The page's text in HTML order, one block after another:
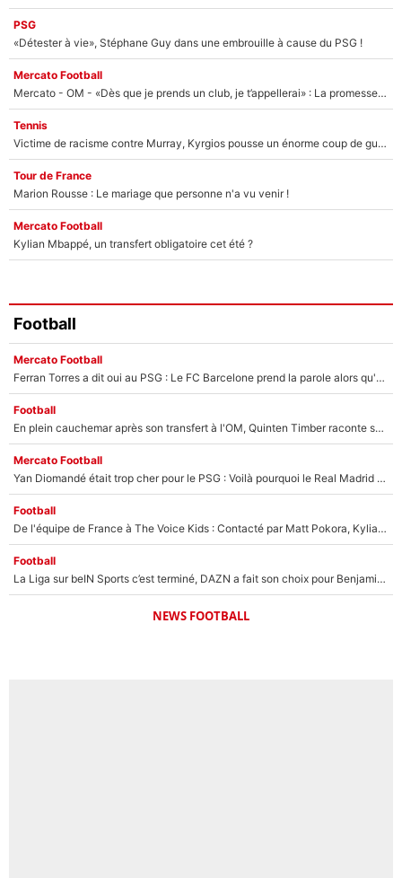
PSG
«Détester à vie», Stéphane Guy dans une embrouille à cause du PSG !
Mercato Football
Mercato - OM - «Dès que je prends un club, je t’appellerai» : La promesse de Marcelino au moment de claquer la porte
Tennis
Victime de racisme contre Murray, Kyrgios pousse un énorme coup de gueule !
Tour de France
Marion Rousse : Le mariage que personne n'a vu venir !
Mercato Football
Kylian Mbappé, un transfert obligatoire cet été ?
Football
Mercato Football
Ferran Torres a dit oui au PSG : Le FC Barcelone prend la parole alors qu'un transfert de l'attaquant espagnol prend forme
Football
En plein cauchemar après son transfert à l'OM, Quinten Timber raconte ses doutes après sa signature à Marseille
Mercato Football
Yan Diomandé était trop cher pour le PSG : Voilà pourquoi le Real Madrid a accepté de payer la somme record de 140M€ pour boucler son transfert !
Football
De l'équipe de France à The Voice Kids : Contacté par Matt Pokora, Kylian Mbappé a accepté de jouer un rôle inédit sur TF1 !
Football
La Liga sur beIN Sports c’est terminé, DAZN a fait son choix pour Benjamin Da Silva et Omar Da Fonseca !
NEWS FOOTBALL